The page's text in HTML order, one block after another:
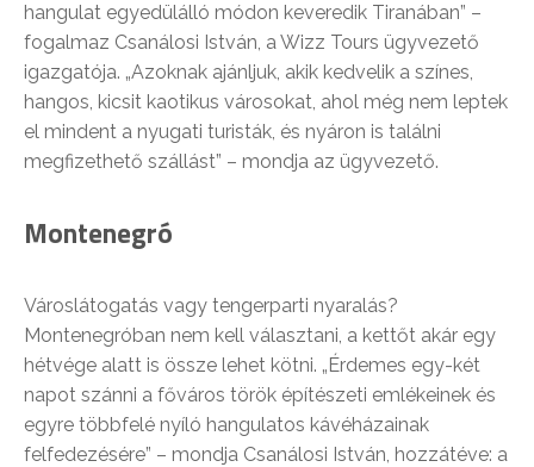
hangulat egyedülálló módon keveredik Tiranában” –
fogalmaz Csanálosi István, a Wizz Tours ügyvezető
igazgatója. „Azoknak ajánljuk, akik kedvelik a színes,
hangos, kicsit kaotikus városokat, ahol még nem leptek
el mindent a nyugati turisták, és nyáron is találni
megfizethető szállást” – mondja az ügyvezető.
Montenegró
Városlátogatás vagy tengerparti nyaralás?
Montenegróban nem kell választani, a kettőt akár egy
hétvége alatt is össze lehet kötni. „Érdemes egy-két
napot szánni a főváros török építészeti emlékeinek és
egyre többfelé nyíló hangulatos kávéházainak
felfedezésére” – mondja Csanálosi István, hozzátéve: a